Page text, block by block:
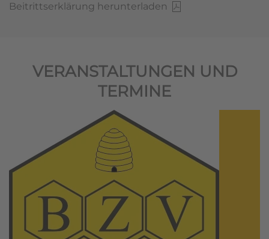
Beitrittserklärung herunterladen
VERANSTALTUNGEN UND
TERMINE